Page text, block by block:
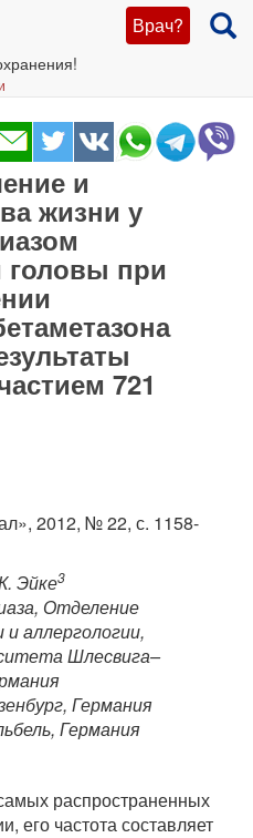
Врач?
и
жизни у
головы при
721
2012, № 22, с. 1158-
Эйке3
Отделение
аллергологии,
Шлесвига–
Германия
Германия
распространенных
его частота составляет